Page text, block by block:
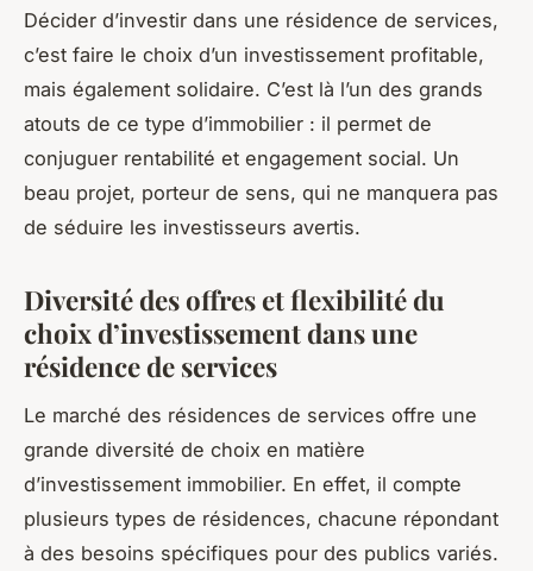
Décider d’investir dans une résidence de services,
c’est faire le choix d’un investissement profitable,
mais également solidaire. C’est là l’un des grands
atouts de ce type d’immobilier : il permet de
conjuguer rentabilité et engagement social. Un
beau projet, porteur de sens, qui ne manquera pas
de séduire les investisseurs avertis.
Diversité des offres et flexibilité du
choix d’investissement dans une
résidence de services
Le marché des résidences de services offre une
grande diversité de choix en matière
d’investissement immobilier. En effet, il compte
plusieurs types de résidences, chacune répondant
à des besoins spécifiques pour des publics variés.